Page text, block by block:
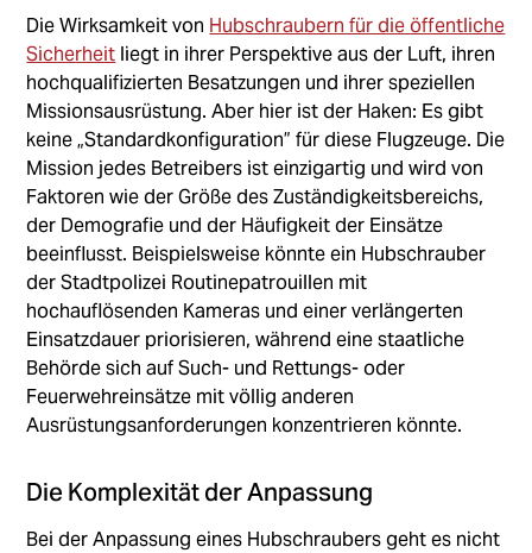
Die Wirksamkeit von Hubschraubern für die öffentliche
Sicherheit liegt in ihrer Perspektive aus der Luft, ihren
hochqualifizierten Besatzungen und ihrer speziellen
Missionsausrüstung. Aber hier ist der Haken: Es gibt
keine „Standardkonfiguration” für diese Flugzeuge. Die
Mission jedes Betreibers ist einzigartig und wird von
Faktoren wie der Größe des Zuständigkeitsbereichs,
der Demografie und der Häufigkeit der Einsätze
beeinflusst. Beispielsweise könnte ein Hubschrauber
der Stadtpolizei Routinepatrouillen mit
hochauflösenden Kameras und einer verlängerten
Einsatzdauer priorisieren, während eine staatliche
Behörde sich auf Such- und Rettungs- oder
Feuerwehreinsätze mit völlig anderen
Ausrüstungsanforderungen konzentrieren könnte.
Die Komplexität der Anpassung
Bei der Anpassung eines Hubschraubers geht es nicht